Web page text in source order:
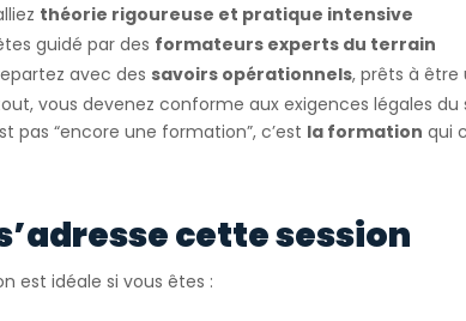
théorie rigoureuse et pratique intensive
guidé par des formateurs experts du terrain
avec des savoirs opérationnels, prêts à être
vous devenez conforme aux exigences légales du
pas “encore une formation”, c’est la formation qui
cette session
est idéale si vous êtes :